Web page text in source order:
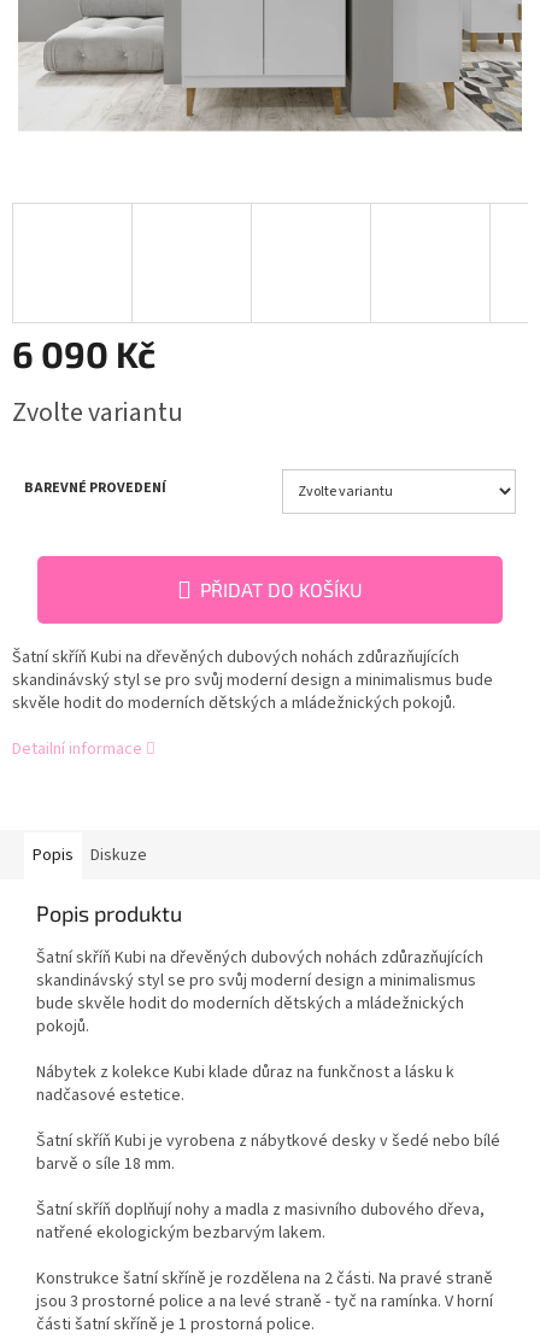
6 090 Kč
cena:
Zvolte variantu
BAREVNÉ PROVEDENÍ
PŘIDAT DO KOŠÍKU
Šatní skříň Kubi na dřevěných dubových nohách zdůrazňujících
skandinávský styl se pro svůj moderní design a minimalismus bude
skvěle hodit do moderních dětských a mládežnických pokojů.
Detailní informace
Popis Diskuze
Popis produktu
Šatní skříň Kubi na dřevěných dubových nohách zdůrazňujících
skandinávský styl se pro svůj moderní design a minimalismus
bude skvěle hodit do moderních dětských a mládežnických
pokojů.
Nábytek z kolekce Kubi klade důraz na funkčnost a lásku k
nadčasové estetice.
Šatní skříň Kubi je vyrobena z nábytkové desky v šedé nebo bílé
barvě o síle 18 mm.
Šatní skříň doplňují nohy a madla z masivního dubového dřeva,
natřené ekologickým bezbarvým lakem.
Konstrukce šatní skříně je rozdělena na 2 části. Na pravé straně
jsou 3 prostorné police a na levé straně - tyč na ramínka. V horní
části šatní skříně je 1 prostorná police.